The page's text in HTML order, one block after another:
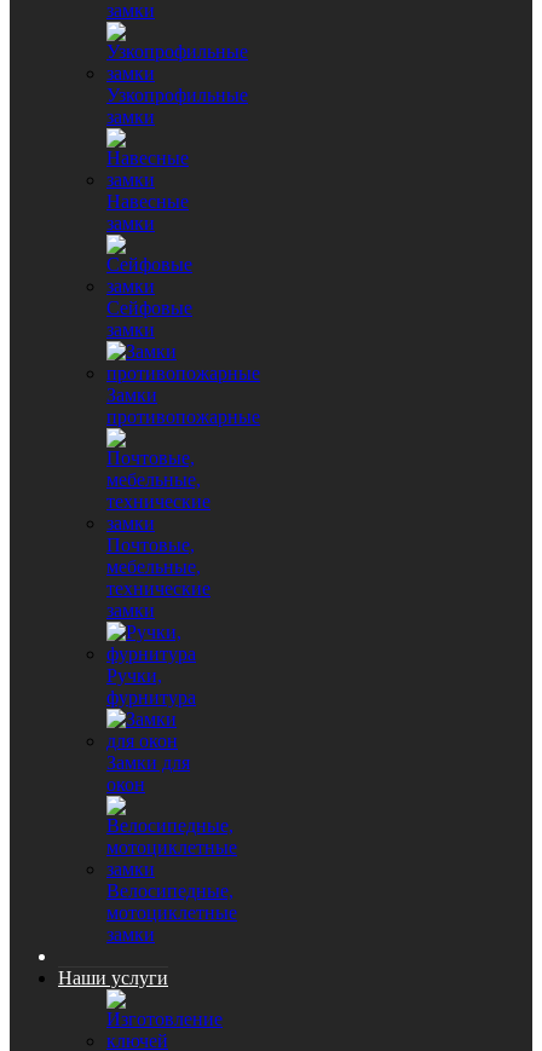
замки
Узкопрофильные
замки
Навесные
замки
Сейфовые
замки
Замки
противопожарные
Почтовые,
мебельные,
технические
замки
Ручки,
фурнитура
Замки для
окон
Велосипедные,
мотоциклетные
замки
Наши услуги